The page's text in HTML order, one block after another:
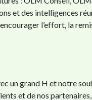
et des intelligences
l’effort, la
un grand H et notre
et de nos